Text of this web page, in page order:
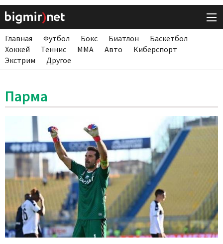
Главная Футбол Бокс Биатлон
Баскетбол
Хоккей
Теннис ММА Авто
Киберспорт
Экстрим
Другое
Парма